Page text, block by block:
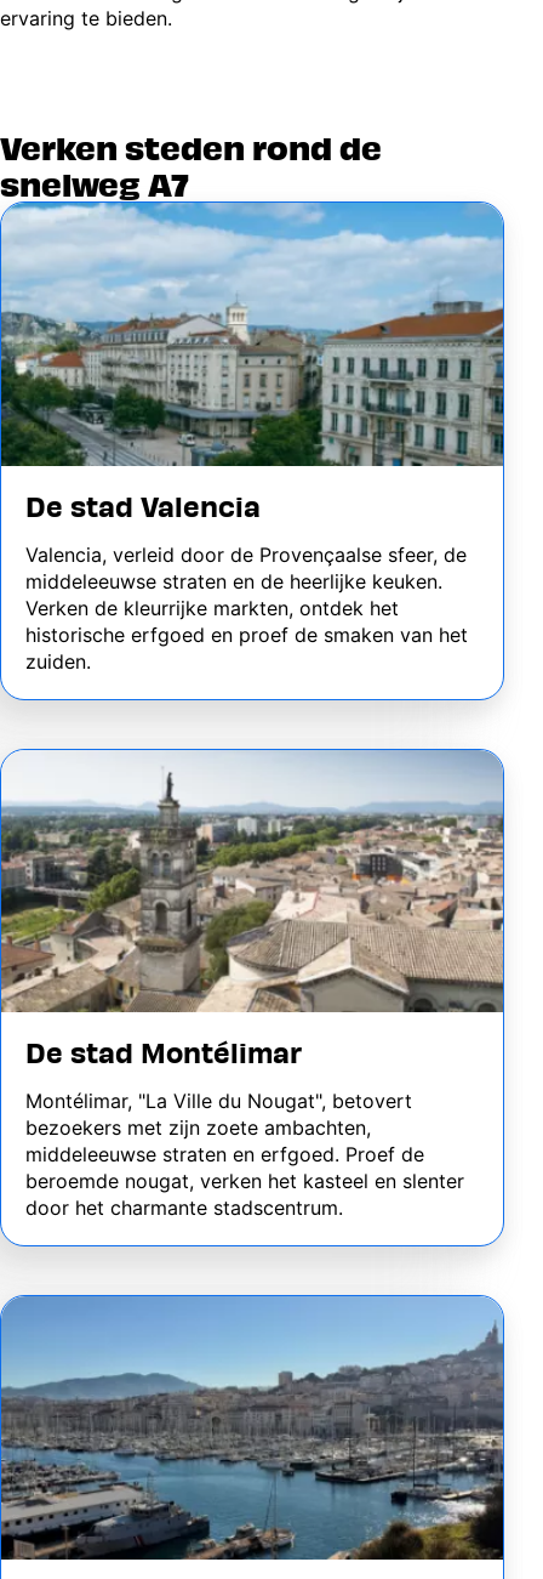
ervaring te bieden.
Verken steden rond de
snelweg A7
Image
De stad Valencia
Valencia, verleid door de Provençaalse sfeer, de
middeleeuwse straten en de heerlijke keuken.
Verken de kleurrijke markten, ontdek het
historische erfgoed en proef de smaken van het
zuiden.
Image
De stad Montélimar
Montélimar, "La Ville du Nougat", betovert
bezoekers met zijn zoete ambachten,
middeleeuwse straten en erfgoed. Proef de
beroemde nougat, verken het kasteel en slenter
door het charmante stadscentrum.
Image